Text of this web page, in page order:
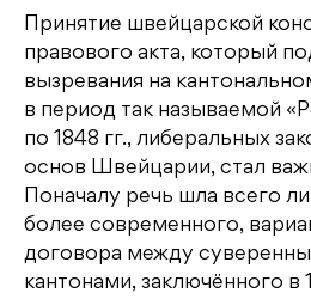
Принятие швейцарской
правового акта, который
вызревания на
в период так называемой
по 1848 гг., либеральных
основ Швейцарии, стал
Поначалу речь шла всего
более современного,
договора между
кантонами, заключённого в